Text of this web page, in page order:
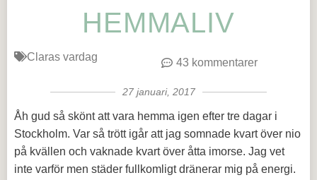
HEMMALIV
Claras vardag 43 kommentarer
27 januari, 2017
Åh gud så skönt att vara hemma igen efter tre dagar i
Stockholm. Var så trött igår att jag somnade kvart över nio
på kvällen och vaknade kvart över åtta imorse. Jag vet
inte varför men städer fullkomligt dränerar mig på energi.